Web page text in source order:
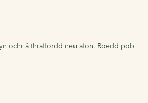
ochr â thraffordd neu afon. Roedd pob